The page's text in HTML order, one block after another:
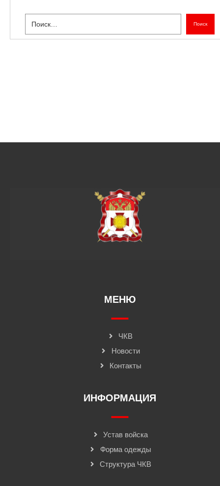
Поиск
МЕНЮ
ЧКВ
Новости
Контакты
ИНФОРМАЦИЯ
Устав войска
Форма одежды
Структура ЧКВ